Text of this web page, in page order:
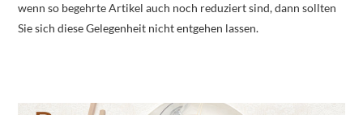
wenn so begehrte Artikel auch noch reduziert sind, dann sollten
Sie sich diese Gelegenheit nicht entgehen lassen.